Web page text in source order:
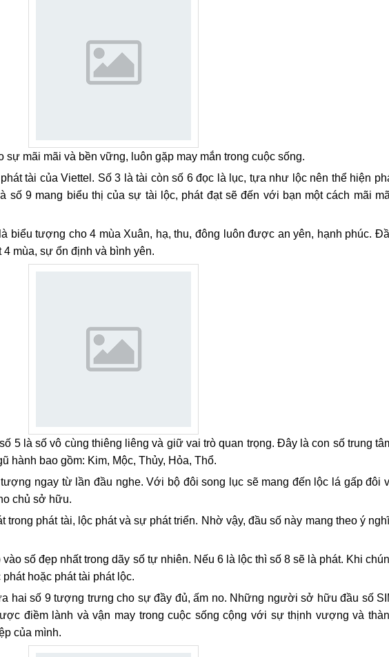
mãi mãi và bền vững, luôn gặp may mắn trong cuộc sống.
tài của Viettel. Số 3 là tài còn số 6 đọc là lục, tựa như lộc nên thể hiện
số 9 mang biểu thị của sự tài lộc, phát đạt sẽ đến với bạn một cách mãi
biểu tượng cho 4 mùa Xuân, hạ, thu, đông luôn được an yên, hạnh phúc.
mùa, sự ổn định và bình yên.
5 là số vô cùng thiêng liêng và giữ vai trò quan trọng. Đây là con số trung
hành bao gồm: Kim, Mộc, Thủy, Hỏa, Thổ.
ngay từ lần đầu nghe. Với bộ đôi song lục sẽ mang đến lộc lá gấp đôi
chủ sở hữu.
trong phát tài, lộc phát và sự phát triển. Nhờ vậy, đầu số này mang theo ý
số đẹp nhất trong dãy số tự nhiên. Nếu 6 là lộc thì số 8 sẽ là phát. Khi
hoặc phát tài phát lộc.
hai số 9 tượng trưng cho sự đầy đủ, ấm no. Những người sở hữu đầu số
điềm lành và vận may trong cuộc sống cộng với sự thịnh vượng và
của mình.